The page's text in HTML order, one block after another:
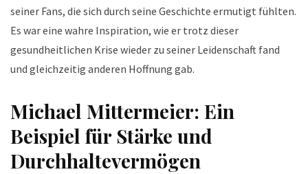
seiner Fans, die sich durch seine Geschichte ermutigt fühlten.
Es war eine wahre Inspiration, wie er trotz dieser
gesundheitlichen Krise wieder zu seiner Leidenschaft fand
und gleichzeitig anderen Hoffnung gab.
Michael Mittermeier: Ein
Beispiel für Stärke und
Durchhaltevermögen